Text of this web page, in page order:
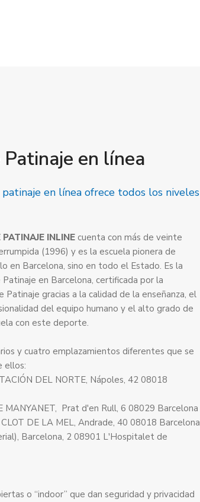
en línea
en línea ofrece todos los niveles
INLINE cuenta con más de veinte
(1996) y es la escuela pionera de
en Barcelona, sino en todo el Estado. Es la
Patinaje en Barcelona, certificada por la
Patinaje gracias a la calidad de la enseñanza, el
del equipo humano y el alto grado de
con este deporte.
y cuatro emplazamientos diferentes que se
ellos:
DEL NORTE, Nápoles, 42 08018
MANYANET, Prat d'en Rull, 6 08029 Barcelona
DE LA MEL, Andrade, 40 08018 Barcelona
Barcelona, 2 08901 L'Hospitalet de
o “indoor” que dan seguridad y privacidad